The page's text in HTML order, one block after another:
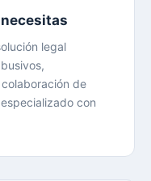
legal
de
con